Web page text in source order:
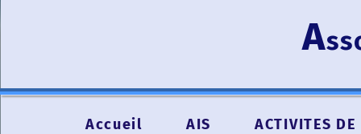
A
Accueil AIS ACTIVITES DE